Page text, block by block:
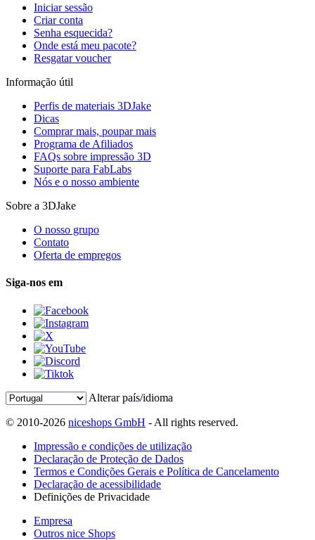
Iniciar sessão
Criar conta
Senha esquecida?
Onde está meu pacote?
Resgatar voucher
Informação útil
Perfis de materiais 3DJake
Dicas
Comprar mais, poupar mais
Programa de Afiliados
FAQs sobre impressão 3D
Suporte para FabLabs
Nós e o nosso ambiente
Sobre a 3DJake
O nosso grupo
Contato
Oferta de empregos
Siga-nos em
Alterar país/idioma
© 2010-2026 niceshops GmbH - All rights reserved.
Impressão e condições de utilização
Declaração de Proteção de Dados
Termos e Condições Gerais e Política de Cancelamento
Declaração de acessibilidade
Definições de Privacidade
Empresa
Outros nice Shops